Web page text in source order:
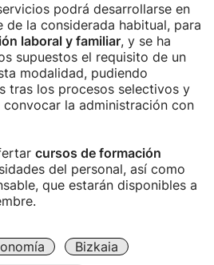
podrá desarrollarse en
de la considerada habitual, para
laboral y familiar, y se ha
supuestos el requisito de un
modalidad, pudiendo
tras los procesos selectivos y
la administración con
cursos de formación
del personal, así como
que estarán disponibles a
Bizkaia